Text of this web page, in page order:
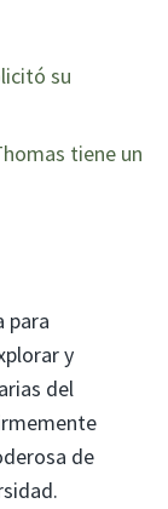
su
tiene un
para
y
del
de